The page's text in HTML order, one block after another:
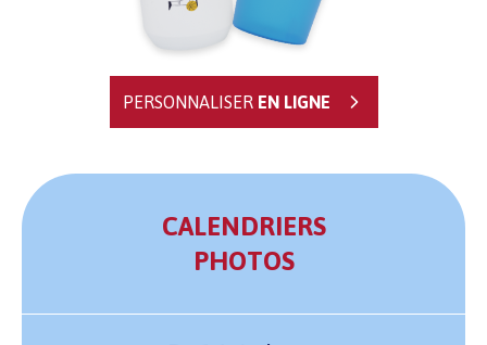
PERSONNALISER EN LIGNE
CALENDRIERS
PHOTOS